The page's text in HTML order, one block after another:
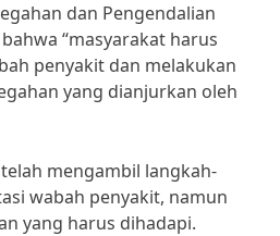
dan Pengendalian
“masyarakat harus
penyakit dan melakukan
yang dianjurkan oleh
mengambil langkah-
wabah penyakit, namun
yang harus dihadapi.